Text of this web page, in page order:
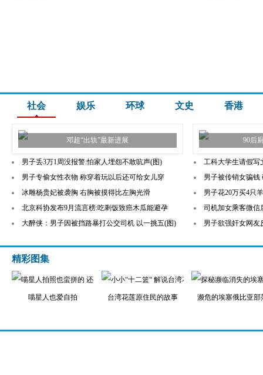
社会 娱乐 环球 文史 香港
邓超“出轨”最新进展 90后
男子丢3万1周没报警:怕家人埋怨不敢吭声(图)
男子专偷女性衣物 称穿着玩以后还可给女儿穿
冰雕杨贵妃被袭胸 右胸被摸得比左胸光滑
北京科协发布9月流言榜:吃剩饭致癌木瓜能避孕
大醉侠：男子因被挡路暴打公交司机 以一挑五(图)
工科大学生请假写
男子被传销女骗钱
男子花20万买4只
司机加女乘客微信
男子欲强奸女网友
精彩图集
喵星人也爱自拍 台湾花莲原住民的故事 濒危的埃塞俄比亚部